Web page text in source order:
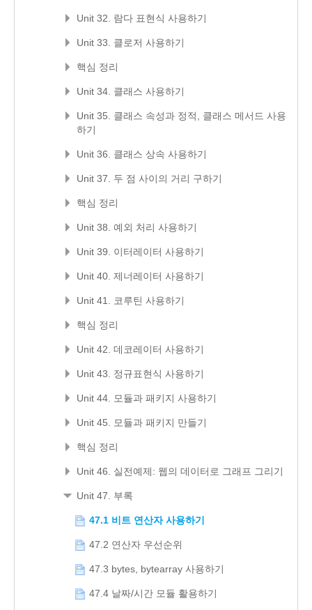
Unit 32. 람다 표현식 사용하기
Unit 33. 클로저 사용하기
핵심 정리
Unit 34. 클래스 사용하기
Unit 35. 클래스 속성과 정적, 클래스 메서드 사용
하기
Unit 36. 클래스 상속 사용하기
Unit 37. 두 점 사이의 거리 구하기
핵심 정리
Unit 38. 예외 처리 사용하기
Unit 39. 이터레이터 사용하기
Unit 40. 제너레이터 사용하기
Unit 41. 코루틴 사용하기
핵심 정리
Unit 42. 데코레이터 사용하기
Unit 43. 정규표현식 사용하기
Unit 44. 모듈과 패키지 사용하기
Unit 45. 모듈과 패키지 만들기
핵심 정리
Unit 46. 실전예제: 웹의 데이터로 그래프 그리기
Unit 47. 부록
47.1 비트 연산자 사용하기
47.2 연산자 우선순위
47.3 bytes, bytearray 사용하기
47.4 날짜/시간 모듈 활용하기